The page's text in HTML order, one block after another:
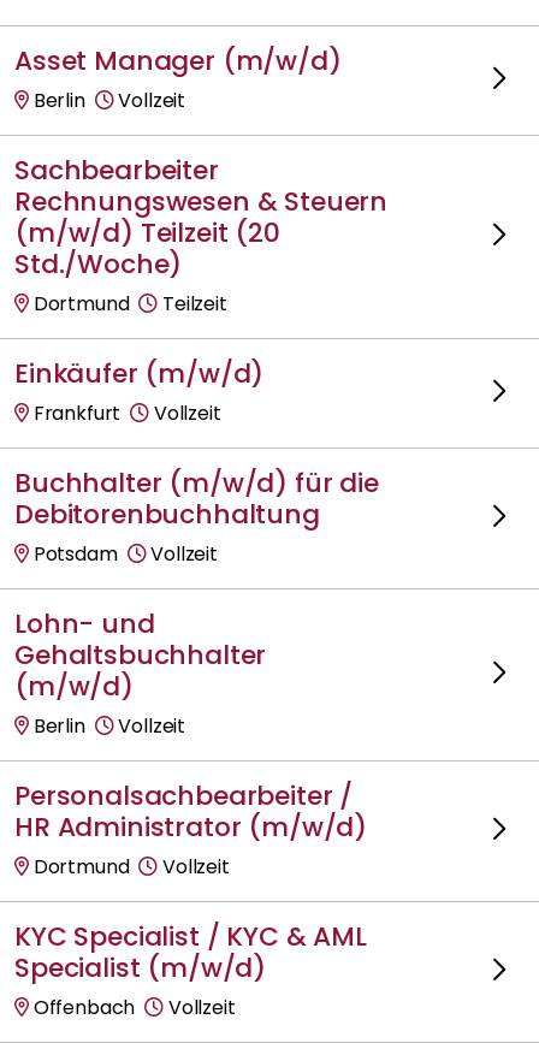
Asset Manager (m/w/d)
Berlin Vollzeit
Sachbearbeiter
Rechnungswesen & Steuern
(m/w/d) Teilzeit (20
Std./Woche)
Dortmund Teilzeit
Einkäufer (m/w/d)
Frankfurt Vollzeit
Buchhalter (m/w/d) für die
Debitorenbuchhaltung
Potsdam Vollzeit
Lohn- und
Gehaltsbuchhalter
(m/w/d)
Berlin Vollzeit
Personalsachbearbeiter /
HR Administrator (m/w/d)
Dortmund Vollzeit
KYC Specialist / KYC & AML
Specialist (m/w/d)
Offenbach Vollzeit